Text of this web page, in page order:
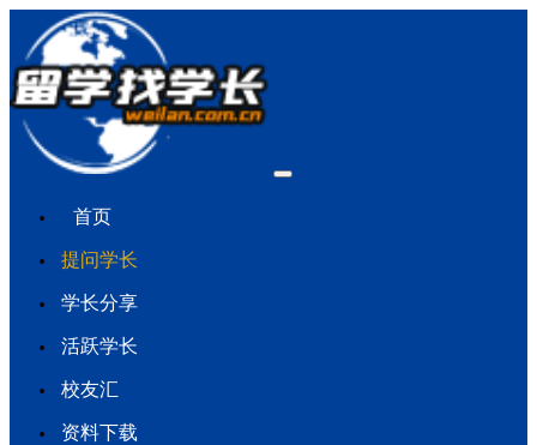
首页
提问学长
学长分享
活跃学长
校友汇
资料下载